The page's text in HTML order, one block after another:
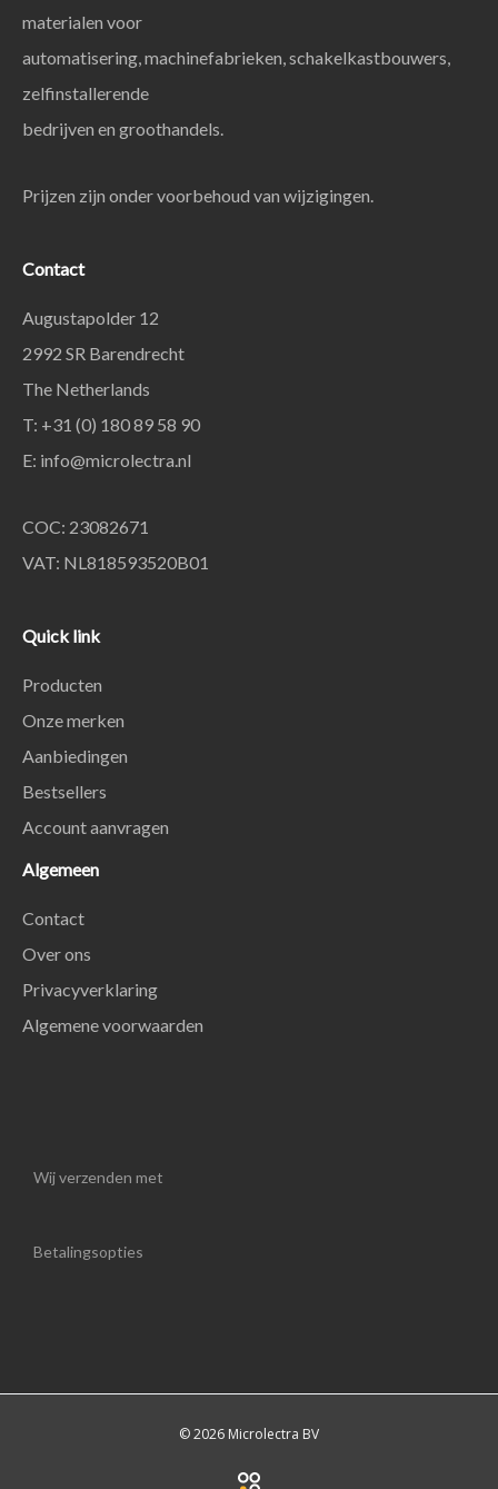
materialen voor
automatisering, machinefabrieken, schakelkastbouwers,
zelfinstallerende
bedrijven en groothandels.
Prijzen zijn onder voorbehoud van wijzigingen.
Contact
Augustapolder 12
2992 SR Barendrecht
The Netherlands
T: +31 (0) 180 89 58 90
E: info@microlectra.nl
COC: 23082671
VAT: NL818593520B01
Quick link
Producten
Onze merken
Aanbiedingen
Bestsellers
Account aanvragen
Algemeen
Contact
Over ons
Privacyverklaring
Algemene voorwaarden
Wij verzenden met
Betalingsopties
© 2026 Microlectra BV